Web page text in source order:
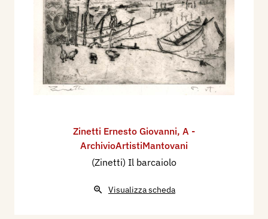
Zinetti Ernesto Giovanni, A -
ArchivioArtistiMantovani
(Zinetti) Il barcaiolo
Visualizza scheda